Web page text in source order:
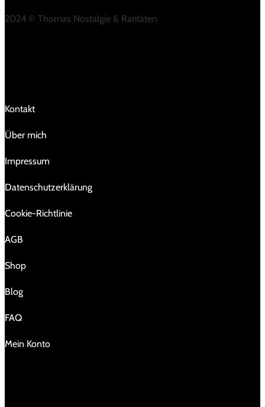
2024 © Thomas Nostalgie & Raritäten
Kontakt
Über mich
Impressum
Da­ten­schutz­er­klä­rung
Cookie-Richtlinie
AGB
Shop
Blog
FAQ
Mein Konto